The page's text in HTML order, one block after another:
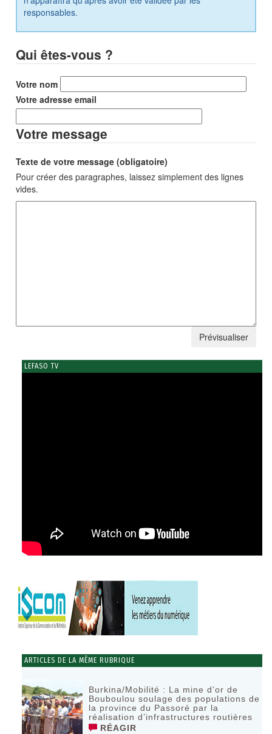
responsables.
Qui êtes-vous ?
Votre nom
Votre adresse email
Votre message
Texte de votre message (obligatoire)
Pour créer des paragraphes, laissez simplement des lignes
vides.
LEFASO TV
ARTICLES DE LA MÊME RUBRIQUE
Burkina/Mobilité : La mine d’or de
Bouboulou soulage des populations de
la province du Passoré par la
réalisation d’infrastructures routières
RÉAGIR